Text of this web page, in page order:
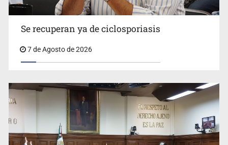
Buscan mantener tradiciones con Feria Corazón de
Artesano
Se recuperan ya de ciclosporiasis
7 de Agosto de 2026